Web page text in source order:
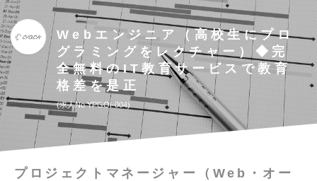
Webエンジニア（高校生にプロ
グラミングをレクチャー）◆完
全無料のIT教育サービスで教育
格差を是正
求人No.YPGOI-004
プロジェクトマネージャー（Web・オー